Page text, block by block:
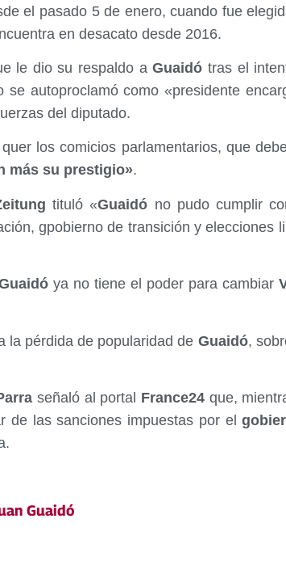
el pasado 5 de enero, cuando fue
en desacato desde 2016.
le dio su respaldo aGuaidó tras el
autoproclamó como «presidente
del diputado.
los comicios parlamentarios, que
más su prestigio».
tituló «Guaidó no pudo cumplir
gpobierno de transición y elecciones
ya no tiene el poder para cambiar
la pérdida de popularidad de Guaidó,
señaló al portal France24que,
de las sanciones impuestas por el
Guaidó